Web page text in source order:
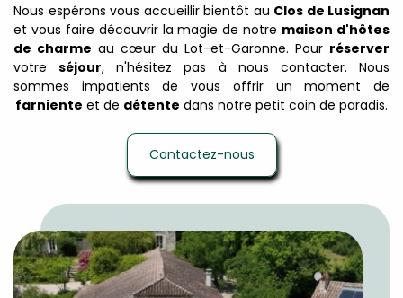
Nous espérons vous accueillir bientôt au Clos de Lusignan
et vous faire découvrir la magie de notre maison d'hôtes
de charme au cœur du Lot-et-Garonne. Pour réserver
votreséjour, n'hésitez pas à nous contacter. Nous
sommes impatients de vous offrir un moment de
farniente et de détente dans notre petit coin de paradis.
Contactez-nous